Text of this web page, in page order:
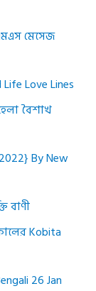
মেসেজ
Love Lines
বৈশাখ
By New
বাণী
Kobita
26 Jan